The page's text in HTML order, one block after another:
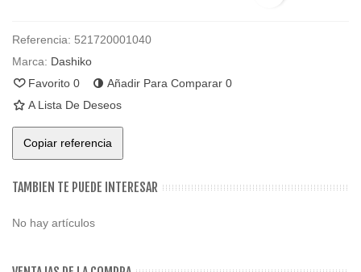
Referencia: 521720001040
Marca: Dashiko
Favorito 0 Añadir Para Comparar 0
A Lista De Deseos
Copiar referencia
TAMBIEN TE PUEDE INTERESAR
No hay artículos